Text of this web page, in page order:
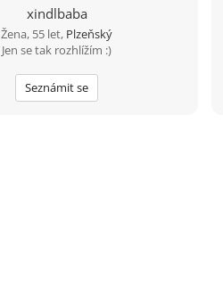
xindlbaba
Žena, 55 let, Plzeňský
Jen se tak rozhlížím :)
Seznámit se